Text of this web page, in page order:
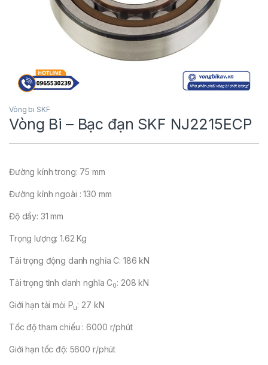
Vòng bi SKF
Vòng Bi – Bạc đạn SKF NJ2215ECP
Đường kính trong: 75 mm
Đường kính ngoài : 130 mm
Độ dầy: 31 mm
Trọng lượng: 1.62 Kg
Tải trọng động danh nghĩa C: 186 kN
Tải trọng tĩnh danh nghĩa C0: 208 kN
Giới hạn tải mỏi Pu: 27 kN
Tốc độ tham chiếu : 6000 r/phút
Giới hạn tốc độ: 5600 r/phút